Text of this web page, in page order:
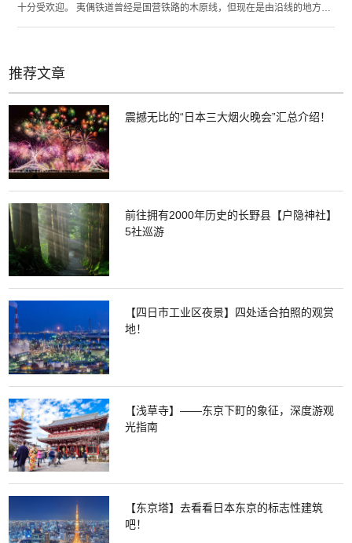
十分受欢迎。 夷偶铁道曾经是国营铁路的木原线，但现在是由沿线的地方政
佛穿越在黄色的毛绒地毯上，景色迷人。 夷偶铁道会在周末限定运行“美食列
车”。周六提供生鱼片列车套餐，奇数月的周日提供意大利料理套餐，偶数月
的周日提供用筷子享用的意大利料理套餐。您总能够在这里享用到时令料
理，您可以通过JTB店铺窗口或网络进行申请。
推荐文章
震撼无比的“日本三大烟火晚会”汇总介绍！
前往拥有2000年历史的长野县【户隐神社】
5社巡游
【四日市工业区夜景】四处适合拍照的观赏
地！
【浅草寺】——东京下町的象征，深度游观
光指南
【东京塔】去看看日本东京的标志性建筑
吧！